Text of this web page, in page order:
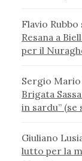
Flavio Rubbo
Resana a
per il
Sergio Mario
Brigata
in sardu” (se
Giuliano
lutto per la